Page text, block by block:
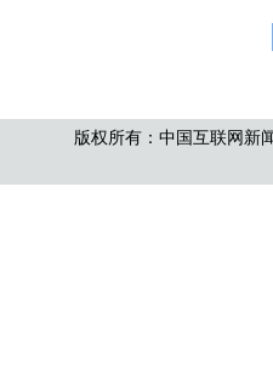
版权所有：中国互联网新